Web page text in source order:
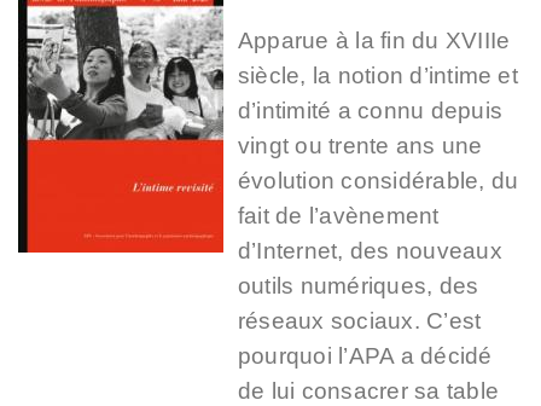
Apparue à la fin du XVIIIe
siècle, la notion d’intime et
d’intimité a connu depuis
vingt ou trente ans une
évolution considérable, du
fait de l’avènement
d’Internet, des nouveaux
outils numériques, des
réseaux sociaux. C’est
pourquoi l’APA a décidé
de lui consacrer sa table